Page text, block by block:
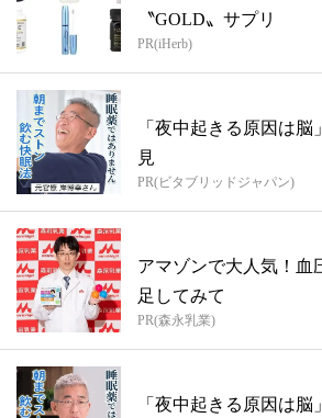
〝GOLD〟サプリ
PR(iHerb)
「夜中起きる原因は
見
PR(ビタブリッドジャパン)
アマゾンで大人気！血
足してみて
PR(森永乳業)
「夜中起きる原因は